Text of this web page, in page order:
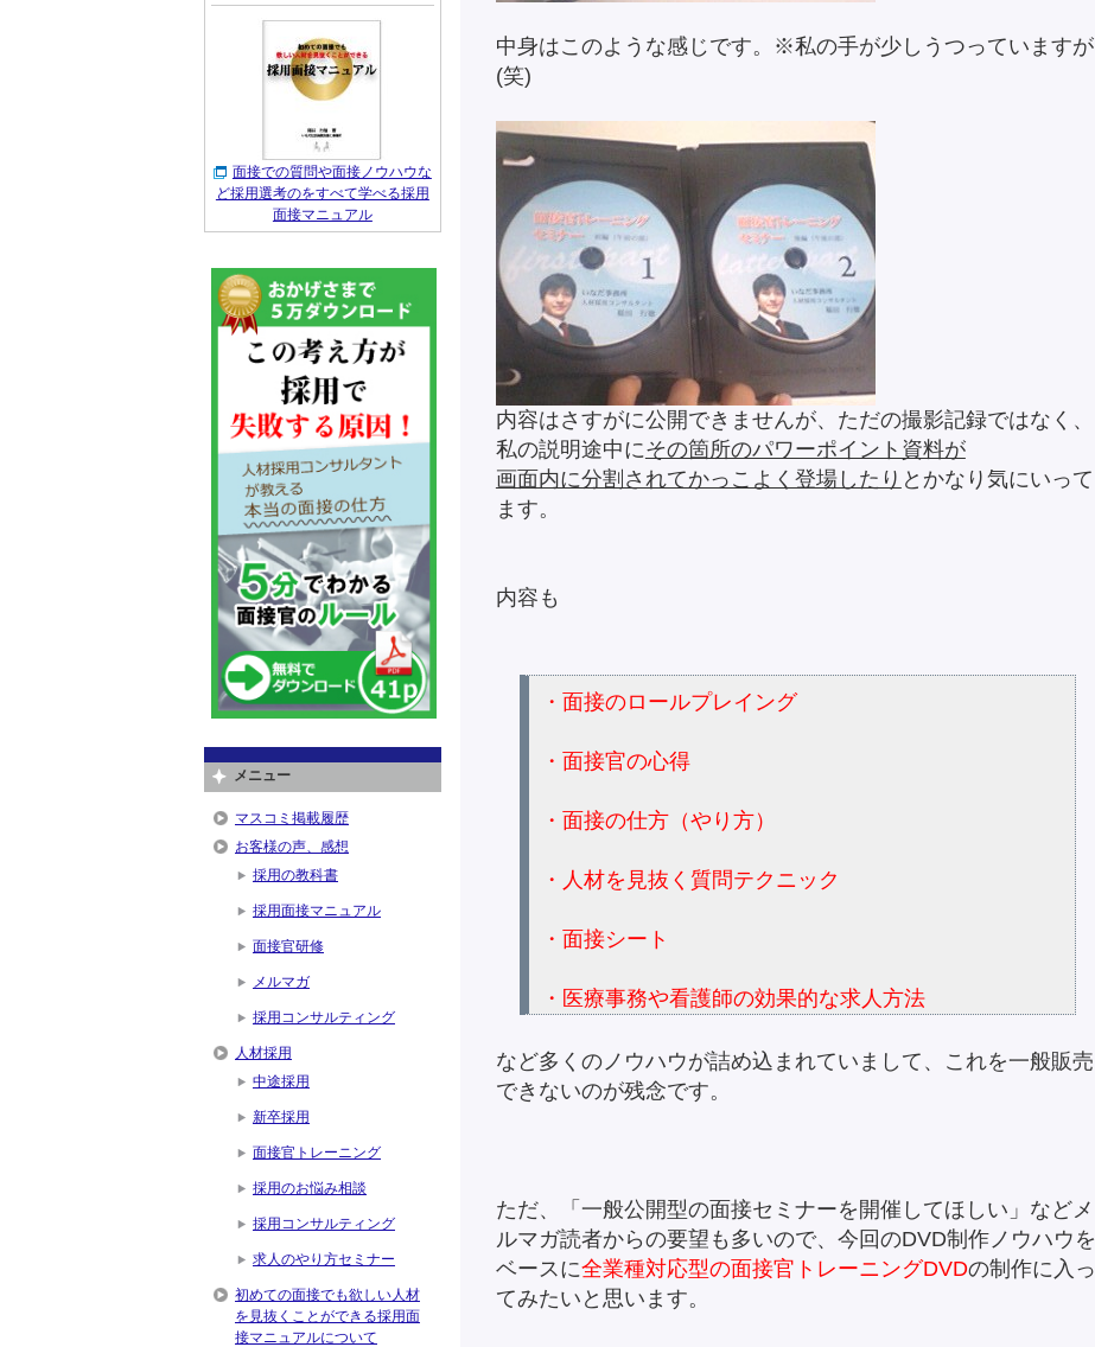
中身はこのような感じです。※私の手が少しうつっていますが
(笑)
内容はさすがに公開できませんが、ただの撮影記録ではなく、
私の説明途中にその箇所のパワーポイント資料が
画面内に分割されてかっこよく登場したり とかなり気にいって
ます。
内容も
・面接のロールプレイング
・面接官の心得
・面接の仕方（やり方）
・人材を見抜く質問テクニック
・面接シート
・医療事務や看護師の効果的な求人方法
など多くのノウハウが詰め込まれていまして、これを一般販売
できないのが残念です。
ただ、「一般公開型の面接セミナーを開催してほしい」などメ
ルマガ読者からの要望も多いので、今回のDVD制作ノウハウを
ベースに全業種対応型の面接官トレーニングDVDの制作に入っ
てみたいと思います。
面接での質問や面接ノウハウな
ど採用選考のをすべて学べる採用
面接マニュアル
メニュー
マスコミ掲載履歴
お客様の声、感想
採用の教科書
採用面接マニュアル
面接官研修
メルマガ
採用コンサルティング
人材採用
中途採用
新卒採用
面接官トレーニング
採用のお悩み相談
採用コンサルティング
求人のやり方セミナー
初めての面接でも欲しい人材
を見抜くことができる採用面
接マニュアルについて